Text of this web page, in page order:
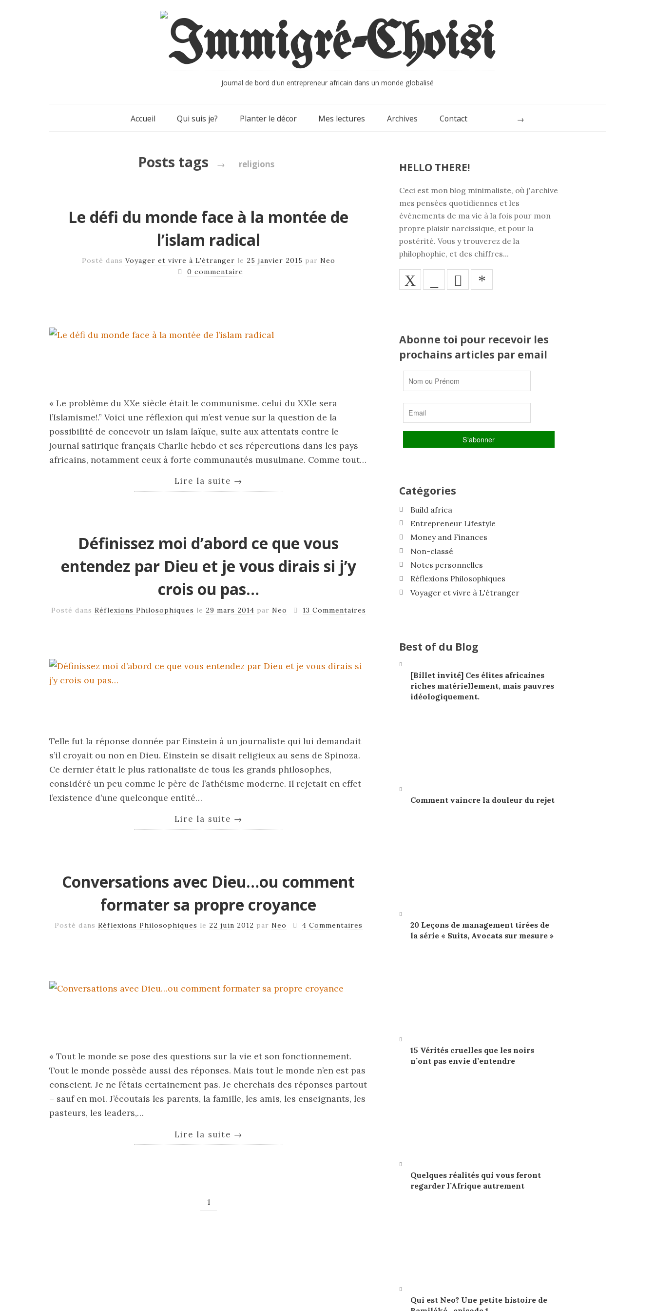
Journal de bord d'un entrepreneur africain dans un monde globalisé
Accueil Qui suis je? Planter le décor Mes lectures Archives Contact Rechercher
Posts tags → religions
Le défi du monde face à la montée de
l’islam radical
Posté dans Voyager et vivre à L'étranger le 25 janvier 2015 par Neo
0 commentaire
« Le problème du XXe siècle était le communisme. celui du XXIe sera
l’Islamisme!.” Voici une réflexion qui m’est venue sur la question de la
possibilité de concevoir un islam laïque, suite aux attentats contre le
journal satirique français Charlie hebdo et ses répercutions dans les pays
africains, notamment ceux à forte communautés musulmane. Comme tout…
Lire la suite →
Définissez moi d’abord ce que vous
entendez par Dieu et je vous dirais si j’y
crois ou pas…
Posté dans Réflexions Philosophiques le 29 mars 2014 par Neo 13 Commentaires
Telle fut la réponse donnée par Einstein à un journaliste qui lui demandait
s’il croyait ou non en Dieu. Einstein se disait religieux au sens de Spinoza.
Ce dernier était le plus rationaliste de tous les grands philosophes,
considéré un peu comme le père de l’athéisme moderne. Il rejetait en effet
l’existence d’une quelconque entité…
Lire la suite →
Conversations avec Dieu…ou comment
formater sa propre croyance
Posté dans Réflexions Philosophiques le 22 juin 2012 par Neo 4 Commentaires
« Tout le monde se pose des questions sur la vie et son fonctionnement.
Tout le monde possède aussi des réponses. Mais tout le monde n’en est pas
conscient. Je ne l’étais certainement pas. Je cherchais des réponses partout
– sauf en moi. J’écoutais les parents, la famille, les amis, les enseignants, les
pasteurs, les leaders,…
Lire la suite →
1
HELLO THERE!
Ceci est mon blog minimaliste, où j'archive
mes pensées quotidiennes et les
événements de ma vie à la fois pour mon
propre plaisir narcissique, et pour la
postérité. Vous y trouverez de la
philophophie, et des chiffres...
X *
Abonne toi pour recevoir les
prochains articles par email
Catégories
Build africa
Entrepreneur Lifestyle
Money and Finances
Non-classé
Notes personnelles
Réflexions Philosophiques
Voyager et vivre à L'étranger
Best of du Blog
[Billet invité] Ces élites africaines
riches matériellement, mais pauvres
idéologiquement.
Comment vaincre la douleur du rejet
20 Leçons de management tirées de
la série « Suits, Avocats sur mesure »
15 Vérités cruelles que les noirs
n’ont pas envie d’entendre
Quelques réalités qui vous feront
regarder l’Afrique autrement
Qui est Neo? Une petite histoire de